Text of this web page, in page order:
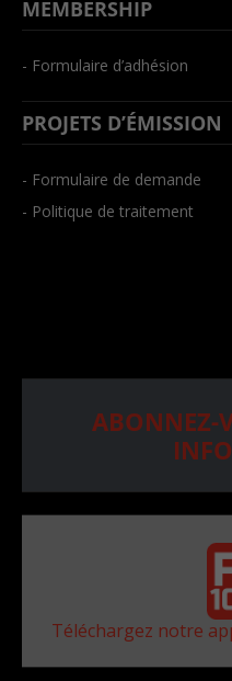
MEMBERSHIP
- Formulaire d’adhésion
PROJETS D’ÉMISSION
- Formulaire de demande
- Politique de traitement
ABONNEZ-
Téléchargez notre